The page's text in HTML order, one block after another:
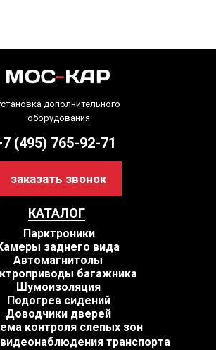
КАТАЛОГ
(495) 765-92-71
дополнительного
оборудования
Автомагнитолы
Шумоизоляция
Парктроники
багажника
контроля слепых зон
транспорта
заднего вида
Подогрев сидений
заказать звонок
Доводчики дверей